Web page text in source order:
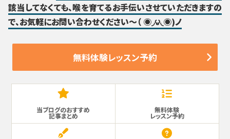
該当してなくても、喉を育てるお手伝いさせていただきますの
で、お気軽にお問い合わせください～（ ◉◞౪◟◉)ノ
無料体験レッスン予約
当ブログのおすすめ
記事まとめ
無料体験
レッスン予約